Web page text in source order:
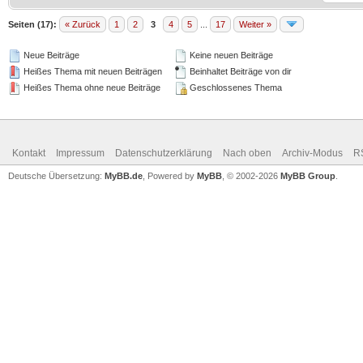
Seiten (17): « Zurück 1 2 3 4 5 17 Weiter »
Neue Beiträge
Heißes Thema mit neuen Beiträgen
Heißes Thema ohne neue Beiträge
Keine neuen Beiträge
Beinhaltet Beiträge von dir
Geschlossenes Thema
Kontakt Impressum Datenschutzerklärung Nach oben Archiv-Modus
Deutsche Übersetzung: MyBB.de , Powered by MyBB , © 2002-2026 MyBB Group